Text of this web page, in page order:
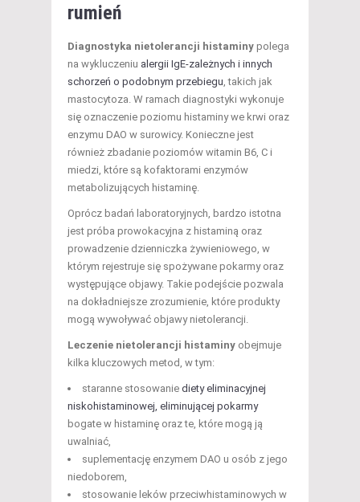
rumień
Diagnostyka nietolerancji histaminy polega
na wykluczeniu alergii IgE-zależnych i innych
schorzeń o podobnym przebiegu, takich jak
mastocytoza. W ramach diagnostyki wykonuje
się oznaczenie poziomu histaminy we krwi oraz
enzymu DAO w surowicy. Konieczne jest
również zbadanie poziomów witamin B6, C i
miedzi, które są kofaktorami enzymów
metabolizujących histaminę.
Oprócz badań laboratoryjnych, bardzo istotna
jest próba prowokacyjna z histaminą oraz
prowadzenie dzienniczka żywieniowego, w
którym rejestruje się spożywane pokarmy oraz
występujące objawy. Takie podejście pozwala
na dokładniejsze zrozumienie, które produkty
mogą wywoływać objawy nietolerancji.
Leczenie nietolerancji histaminy obejmuje
kilka kluczowych metod, w tym:
staranne stosowanie diety eliminacyjnej
niskohistaminowej, eliminującej pokarmy
bogate w histaminę oraz te, które mogą ją
uwalniać,
suplementację enzymem DAO u osób z jego
niedoborem,
stosowanie leków przeciwhistaminowych w